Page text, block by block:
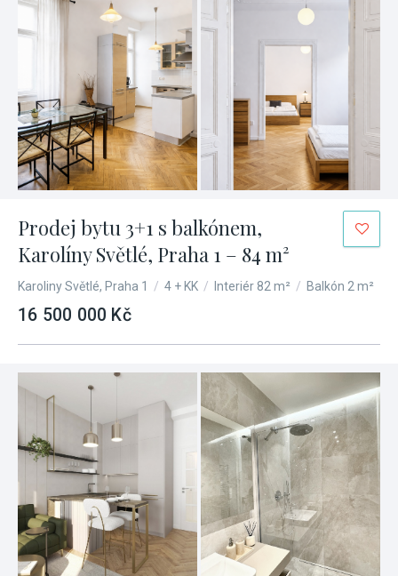
Prodej bytu 3+1 s balkónem,
Karolíny Světlé, Praha 1 – 84 m²
Karoliny Světlé, Praha 1 / 4 + KK / Interiér 82 m² / Balkón 2 m²
16 500 000 Kč